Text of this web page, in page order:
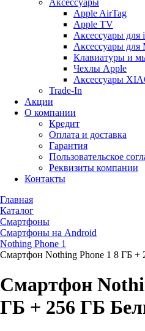
Аксессуары
Apple AirTag
Apple TV
Аксессуары для
Аксессуары для
Клавиатуры и
Чехлы Apple
Аксессуары
Trade-In
Акции
О компании
Кредит
Оплата и доставка
Гарантия
Пользовательское
Реквизиты компании
Контакты
Главная
Каталог
Смартфоны
Смартфоны на Android
Nothing Phone 1
Смартфон Nothing Phone 1 8 ГБ +
Смартфон
ГБ + 256 ГБ